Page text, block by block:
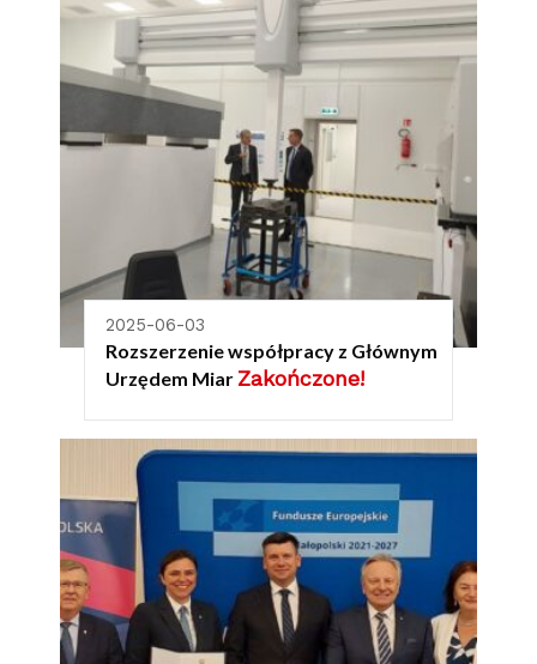
2025-06-03
Rozszerzenie współpracy z Głównym
Urzędem Miar Zakończone!